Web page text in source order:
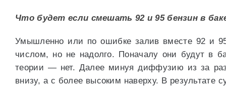
Что будет если смешать 92 и 95 бензин в
Умышленно или по ошибке залив вместе 92 и
числом, но не надолго. Поначалу они будут в
теории — нет. Далее минуя диффузию из за
внизу, а с более высоким наверху. В результате